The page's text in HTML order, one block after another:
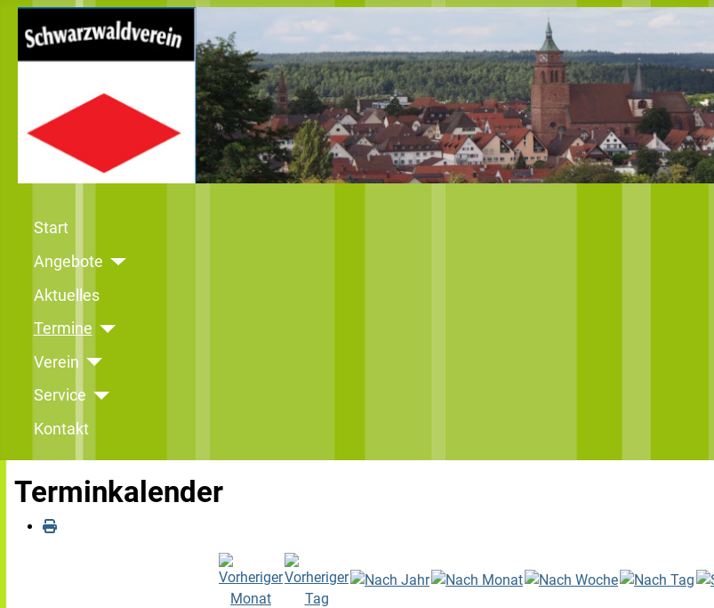
Start
Angebote
Aktuelles
Termine
Verein
Service
Kontakt
Terminkalender